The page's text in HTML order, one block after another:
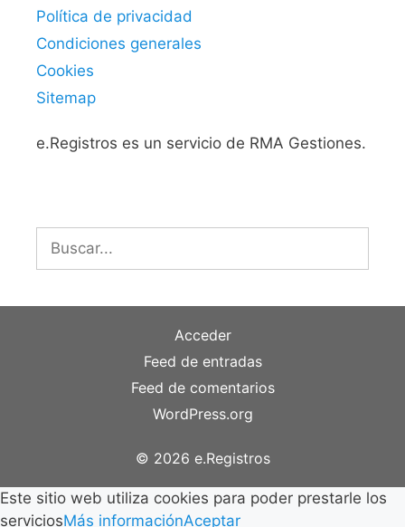
Política de privacidad
Condiciones generales
Cookies
Sitemap
e.Registros es un servicio de RMA Gestiones.
Buscar:
Acceder
Feed de entradas
Feed de comentarios
WordPress.org
© 2026 e.Registros
Este sitio web utiliza cookies para poder prestarle los
serviciosMás informaciónAceptar